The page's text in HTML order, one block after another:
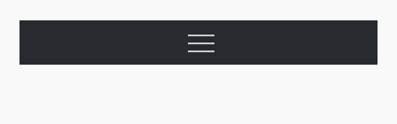
Menu